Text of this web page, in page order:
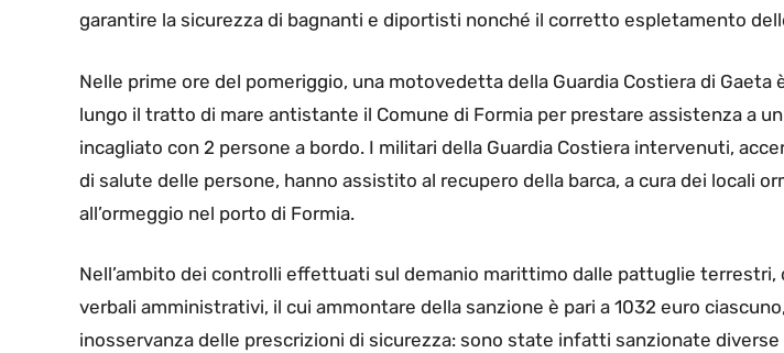
garantire la sicurezza di bagnanti e diportisti nonché il corretto espletamento
Nelle prime ore del pomeriggio, una motovedetta della Guardia Costiera di Gaeta
lungo il tratto di mare antistante il Comune di Formia per prestare assistenza a
incagliato con 2 persone a bordo. I militari della Guardia Costiera intervenuti,
di salute delle persone, hanno assistito al recupero della barca, a cura dei locali
all’ormeggio nel porto di Formia.
Nell’ambito dei controlli effettuati sul demanio marittimo dalle pattuglie terrestri,
verbali amministrativi, il cui ammontare della sanzione è pari a 1032 euro
inosservanza delle prescrizioni di sicurezza: sono state infatti sanzionate